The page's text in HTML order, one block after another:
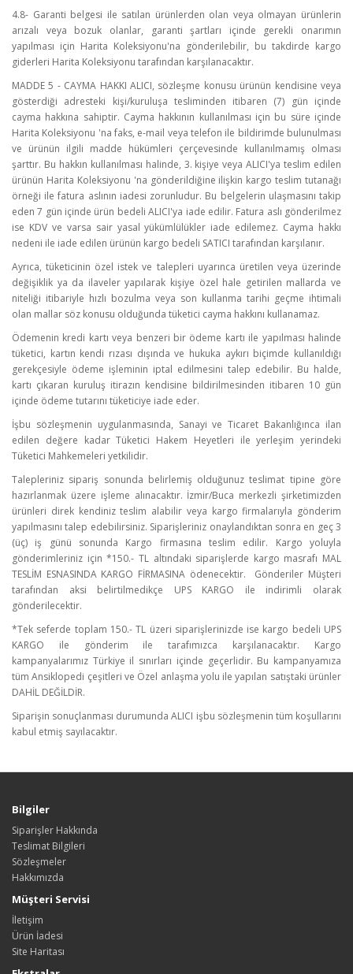
4.8- Garanti belgesi ile satılan ürünlerden olan veya olmayan ürünlerin
arızalı veya bozuk olanlar, garanti şartları içinde gerekli onarımın
yapılması için Harita Koleksiyonu'na gönderilebilir, bu takdirde kargo
giderleri Harita Koleksiyonu tarafından karşılanacaktır.
MADDE 5 - CAYMA HAKKI ALICI, sözleşme konusu ürünün kendisine veya
gösterdiği adresteki kişi/kuruluşa tesliminden itibaren (7) gün içinde
cayma hakkına sahiptir. Cayma hakkının kullanılması için bu süre içinde
Harita Koleksiyonu 'na faks, e-mail veya telefon ile bildirimde bulunulması
ve ürünün ilgili madde hükümleri çerçevesinde kullanılmamış olması
şarttır. Bu hakkın kullanılması halinde, 3. kişiye veya ALICI'ya teslim edilen
ürünün Harita Koleksiyonu 'na gönderildiğine ilişkin kargo teslim tutanağı
örneği ile fatura aslının iadesi zorunludur. Bu belgelerin ulaşmasını takip
eden 7 gün içinde ürün bedeli ALICI'ya iade edilir. Fatura aslı gönderilmez
ise KDV ve varsa sair yasal yükümlülükler iade edilemez. Cayma hakkı
nedeni ile iade edilen ürünün kargo bedeli SATICI tarafından karşılanır.
Ayrıca, tüketicinin özel istek ve talepleri uyarınca üretilen veya üzerinde
değişiklik ya da ilaveler yapılarak kişiye özel hale getirilen mallarda ve
niteliği itibariyle hızlı bozulma veya son kullanma tarihi geçme ihtimali
olan mallar söz konusu olduğunda tüketici cayma hakkını kullanamaz.
Ödemenin kredi kartı veya benzeri bir ödeme kartı ile yapılması halinde
tüketici, kartın kendi rızası dışında ve hukuka aykırı biçimde kullanıldığı
gerekçesiyle ödeme işleminin iptal edilmesini talep edebilir. Bu halde,
kartı çıkaran kuruluş itirazın kendisine bildirilmesinden itibaren 10 gün
içinde ödeme tutarını tüketiciye iade eder.
İşbu sözleşmenin uygulanmasında, Sanayi ve Ticaret Bakanlığınca ilan
edilen değere kadar Tüketici Hakem Heyetleri ile yerleşim yerindeki
Tüketici Mahkemeleri yetkilidir.
Talepleriniz sipariş sonunda belirlemiş olduğunuz teslimat tipine göre
hazırlanmak üzere işleme alınacaktır. İzmir/Buca merkezli şirketimizden
ürünleri direk kendiniz teslim alabilir veya kargo firmalarıyla gönderim
yapılmasını talep edebilirsiniz. Siparişleriniz onaylandıktan sonra en geç 3
(üç) iş günü sonunda Kargo firmasına teslim edilir. Kargo yoluyla
gönderimleriniz için *150.- TL altındaki siparişlerde kargo masrafı MAL
TESLİM ESNASINDA KARGO FİRMASINA ödenecektir. Gönderiler Müşteri
tarafından aksi belirtilmedikçe UPS KARGO ile indirimli olarak
gönderilecektir.
*Tek seferde toplam 150.- TL üzeri siparişlerinizde ise kargo bedeli UPS
KARGO ile gönderim ile tarafımızca karşılanacaktır. Kargo
kampanyalarımız Türkiye il sınırları içinde geçerlidir. Bu kampanyamıza
tüm Ansiklopedi çeşitleri ve Özel anlaşma yolu ile yapılan satıştaki ürünler
DAHİL DEĞİLDİR.
Siparişin sonuçlanması durumunda ALICI işbu sözleşmenin tüm koşullarını
kabul etmiş sayılacaktır.
Bilgiler
Siparişler Hakkında
Teslimat Bilgileri
Sözleşmeler
Hakkımızda
Müşteri Servisi
İletişim
Ürün İadesi
Site Haritası